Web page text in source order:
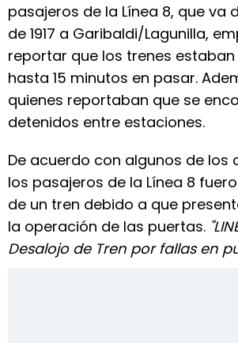
pasajeros de la Línea 8, que va
de 1917 a Garibaldi/Lagunilla,
reportar que los trenes
hasta 15 minutos en pasar.
quienes reportaban que se
detenidos entre estaciones.
De acuerdo con algunos de los
los pasajeros de la Línea 8
de un tren debido a que
la operación de las puertas.
Desalojo de Tren por fallas en